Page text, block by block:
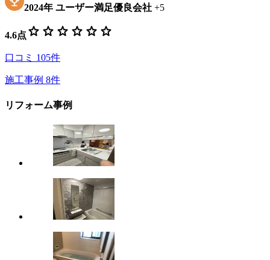
2024年 ユーザー満足優良会社 +5
4.6点 star star star star star star
口コミ 105件
施工事例 8件
リフォーム事例